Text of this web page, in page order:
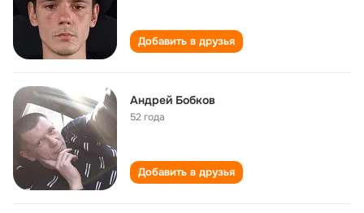
Добавить в друзья
Андрей Бобков
52 года
Добавить в друзья